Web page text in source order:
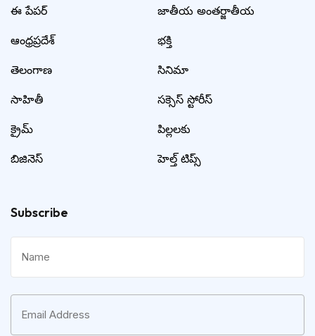
ఈ పేపర్
ఆంధ్రప్రదేశ్
తెలంగాణ
సాహితీ
క్రైమ్
బిజినెస్
జాతీయ అంతర్జాతీయ
భక్తి
సినిమా
సక్సెస్ స్టోరీస్
పిల్లలకు
హెల్త్ టిప్స్
Subscribe